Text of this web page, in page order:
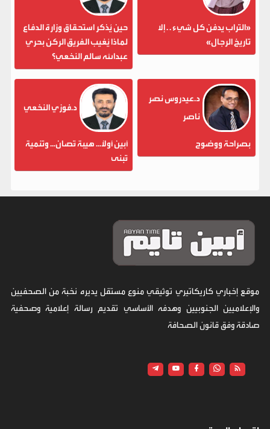
«التراب يدفن كل شيء . . إلا
تاريخ الرجال»
حين يُذكر استحقاق وزارة الدفاع
لماذا يُغيب الفريق الركن بحري
عبدالله سالم النخعي؟
د.عيدروس نصر
ناصر
بصراحة ووضوح
د.فوزي النخعي
أبين أولاً... هيبة تُصان... وتنمية
تُبنى
موقع إخباري كاريكاتيري توثيقي منوع مستقل يديره نخبة من الصحفيين
والإعلاميين الجنوبيين وهدفه الأساسي تقديم رسالة إعلامية وصحفية
صادقة وفق قانون الصحافة